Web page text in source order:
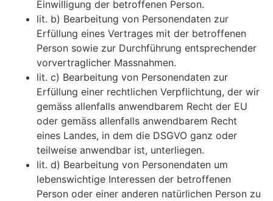
Einwilligung der betroffenen Person.
lit. b) Bearbeitung von Personendaten zur
Erfüllung eines Vertrages mit der betroffenen
Person sowie zur Durchführung entsprechender
vorvertraglicher Massnahmen.
lit. c) Bearbeitung von Personendaten zur
Erfüllung einer rechtlichen Verpflichtung, der wir
gemäss allenfalls anwendbarem Recht der EU
oder gemäss allenfalls anwendbarem Recht
eines Landes, in dem die DSGVO ganz oder
teilweise anwendbar ist, unterliegen.
lit. d) Bearbeitung von Personendaten um
lebenswichtige Interessen der betroffenen
Person oder einer anderen natürlichen Person zu